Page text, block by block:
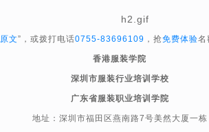
文”，或拨打电话0755-83696109 ，抢免费体验名
香港服装学院
深圳市服装行业培训学校
广东省服装职业培训学院
地址：深圳市福田区燕南路7号美然大厦一栋